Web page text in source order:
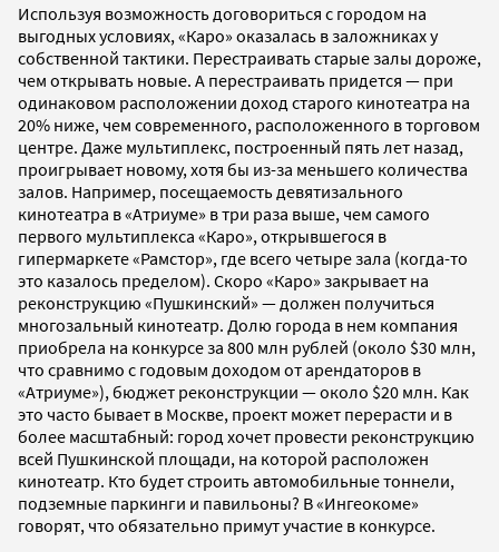
Используя возможность договориться с городом на
выгодных условиях, «Каро» оказалась в заложниках у
собственной тактики. Перестраивать старые залы дороже,
чем открывать новые. А перестраивать придется — при
одинаковом расположении доход старого кинотеатра на
20% ниже, чем современного, расположенного в торговом
центре. Даже мультиплекс, построенный пять лет назад,
проигрывает новому, хотя бы из-за меньшего количества
залов. Например, посещаемость девятизального
кинотеатра в «Атриуме» в три раза выше, чем самого
первого мультиплекса «Каро», открывшегося в
гипермаркете «Рамстор», где всего четыре зала (когда-то
это казалось пределом). Скоро «Каро» закрывает на
реконструкцию «Пушкинский» — должен получиться
многозальный кинотеатр. Долю города в нем компания
приобрела на конкурсе за 800 млн рублей (около $30 млн,
что сравнимо с годовым доходом от арендаторов в
«Атриуме»), бюджет реконструкции — около $20 млн. Как
это часто бывает в Москве, проект может перерасти и в
более масштабный: город хочет провести реконструкцию
всей Пушкинской площади, на которой расположен
кинотеатр. Кто будет строить автомобильные тоннели,
подземные паркинги и павильоны? В «Ингеокоме»
говорят, что обязательно примут участие в конкурсе.